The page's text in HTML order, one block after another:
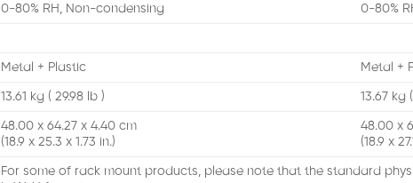
0-80% RH, Non-condensing 0-80%
Metal + Plastic Metal +
13.61 kg ( 29.98 lb ) 13.67 kg
48.00 x 64.27 x 4.40 cm
(18.9 x 25.3 x 1.73 in.)
48.00 x
(18.9 x
For some of rack mount products, please note that the standard